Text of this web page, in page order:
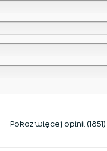
Pokaz więcej opinii (1851)